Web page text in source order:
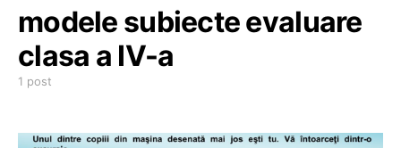
modele subiecte evaluare
clasa a IV-a
1 post